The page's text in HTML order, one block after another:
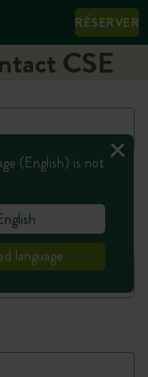
RÉSERVER
CSE
(English) is not
language